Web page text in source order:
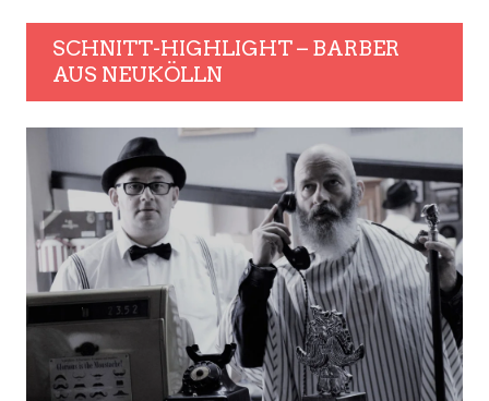
SCHNITT-HIGHLIGHT – BARBER
AUS NEUKÖLLN